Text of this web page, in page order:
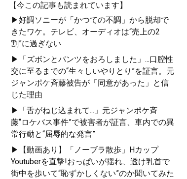
【今この記事も読まれています】
▶好調ソニーが「かつての不調」から脱却で
きたワケ。テレビ、オーディオは“売上の2
割”に過ぎない
▶「ズボンとパンツをおろしました」...口腔性
交に至るまでの“生々しいやりとり”を証言。元
ジャンポケ斉藤被告が「同意があった」と信
じた理由
▶「舌がねじ込まれて...」元ジャンポケ斉
藤“ロケバス事件”で被害者が証言、車内での異
常行動と“屈辱的な発言”
▶【動画あり】「ノーブラ散歩」Hカップ
Youtuberを直撃!おっぱいが揺れ、透け乳首で
街中を歩いて“恥ずかしくない”のか聞いてみた